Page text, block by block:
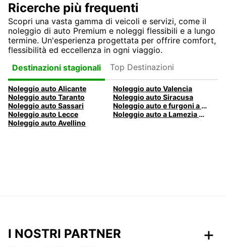
Ricerche più frequenti
Scopri una vasta gamma di veicoli e servizi, come il
noleggio di auto Premium e noleggi flessibili e a lungo
termine. Un'esperienza progettata per offrire comfort,
flessibilità ed eccellenza in ogni viaggio.
Destinazioni stagionali
Top Destinazioni
Noleggio auto Alicante
Noleggio auto Valencia
Noleggio auto Taranto
Noleggio auto Siracusa
Noleggio auto Sassari
Noleggio auto e furgoni a Pescara
Noleggio auto Lecce
Noleggio auto a Lamezia Terme, Italia
Noleggio auto Avellino
I NOSTRI PARTNER